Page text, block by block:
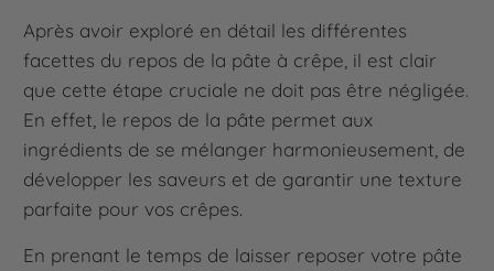
Après avoir exploré en détail les différentes
facettes du repos de la pâte à crêpe, il est clair
que cette étape cruciale ne doit pas être négligée.
En effet, le repos de la pâte permet aux
ingrédients de se mélanger harmonieusement, de
développer les saveurs et de garantir une texture
parfaite pour vos crêpes.
En prenant le temps de laisser reposer votre pâte